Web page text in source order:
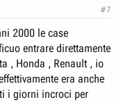
#7
2000 le case
entrare direttamente
, Honda , Renault , io
era anche
i giorni incroci per